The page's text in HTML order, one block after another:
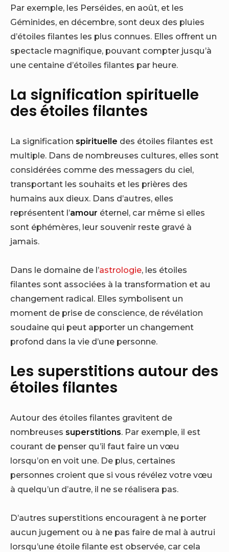
Par exemple, les Perséides, en août, et les
Géminides, en décembre, sont deux des pluies
d’étoiles filantes les plus connues. Elles offrent un
spectacle magnifique, pouvant compter jusqu’à
une centaine d’étoiles filantes par heure.
La signification spirituelle
des étoiles filantes
La signification spirituelle des étoiles filantes est
multiple. Dans de nombreuses cultures, elles sont
considérées comme des messagers du ciel,
transportant les souhaits et les prières des
humains aux dieux. Dans d’autres, elles
représentent l’amour éternel, car même si elles
sont éphémères, leur souvenir reste gravé à
jamais.
Dans le domaine de l’astrologie, les étoiles
filantes sont associées à la transformation et au
changement radical. Elles symbolisent un
moment de prise de conscience, de révélation
soudaine qui peut apporter un changement
profond dans la vie d’une personne.
Les superstitions autour des
étoiles filantes
Autour des étoiles filantes gravitent de
nombreuses superstitions. Par exemple, il est
courant de penser qu’il faut faire un vœu
lorsqu’on en voit une. De plus, certaines
personnes croient que si vous révélez votre vœu
à quelqu’un d’autre, il ne se réalisera pas.
D’autres superstitions encouragent à ne porter
aucun jugement ou à ne pas faire de mal à autrui
lorsqu’une étoile filante est observée, car cela